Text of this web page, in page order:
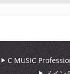
C MUSIC